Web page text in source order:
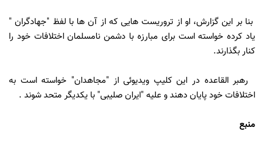
بنا بر این گزارش، او از تروریست هایی که از آن ها با لفظ "جهادگران "
یاد کرده خواسته است برای مبارزه با دشمن نامسلمان اختلافات خود را
کنار بگذارند.
رهبر القاعده در این کلیپ ویدیوئی از "مجاهدان" خواسته است به
اختلافات خود پایان دهند و علیه "ایران صلیبی" با یکدیگر متحد شوند .
منبع